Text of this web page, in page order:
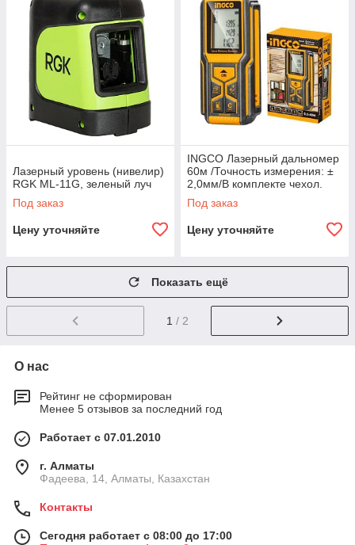
Лазерный уровень (нивелир)
RGK ML-11G, зеленый луч
Под заказ
Цену уточняйте
INGCO Лазерный дальномер
60м /Точность измерения: ±
2,0мм/В комплекте чехол.
Под заказ
Цену уточняйте
Показать ещё
1 / 2
О нас
Рейтинг не сформирован
Менее 5 отзывов за последний год
Работает с 07.01.2010
г. Алматы
Фадеева, 14, Алматы, Казахстан
Контакты
Сегодня работает с 08:00 до 17:00